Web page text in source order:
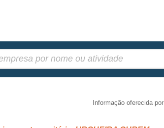
Informação oferecida por